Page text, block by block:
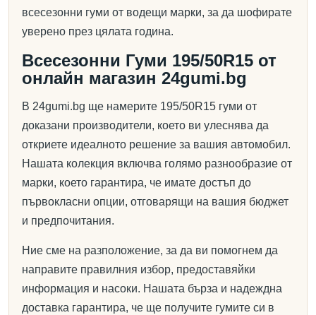
всесезонни гуми от водещи марки, за да шофирате
уверено през цялата година.
Всесезонни Гуми 195/50R15 от
онлайн магазин 24gumi.bg
В 24gumi.bg ще намерите 195/50R15 гуми от
доказани производители, което ви улеснява да
откриете идеалното решение за вашия автомобил.
Нашата колекция включва голямо разнообразие от
марки, което гарантира, че имате достъп до
първокласни опции, отговарящи на вашия бюджет
и предпочитания.
Ние сме на разположение, за да ви помогнем да
направите правилния избор, предоставяйки
информация и насоки. Нашата бърза и надеждна
доставка гарантира, че ще получите гумите си в